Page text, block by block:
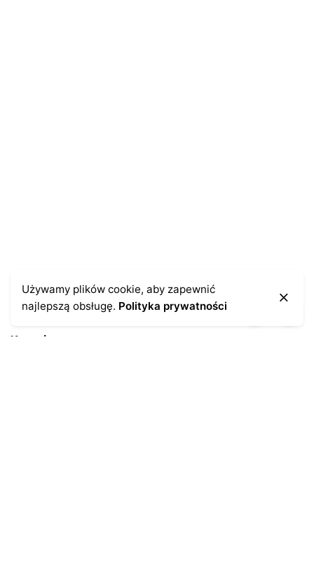
Kontakt
Używamy plików cookie, aby zapewnić
najlepszą obsługę. Polityka prywatności